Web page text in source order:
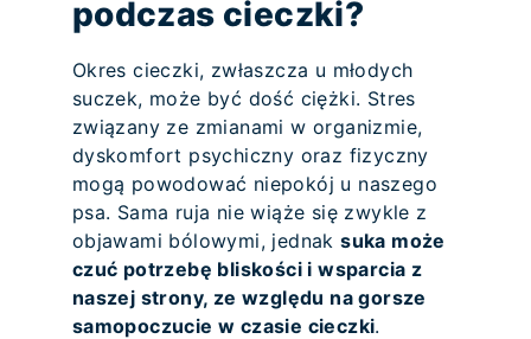
podczas cieczki?
Okres cieczki, zwłaszcza u młodych
suczek, może być dość ciężki. Stres
związany ze zmianami w organizmie,
dyskomfort psychiczny oraz fizyczny
mogą powodować niepokój u naszego
psa. Sama ruja nie wiąże się zwykle z
objawami bólowymi, jednaksuka może
czuć potrzebę bliskości i wsparcia z
naszej strony, ze względu na gorsze
samopoczucie w czasie cieczki.